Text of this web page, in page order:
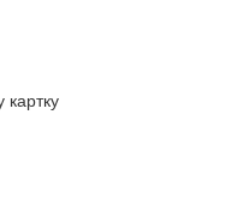
картку